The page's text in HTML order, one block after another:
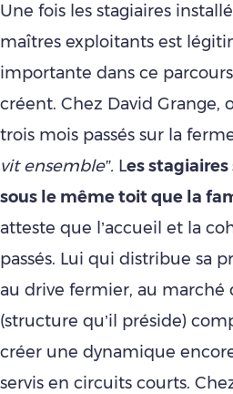
Une fois les stagiaires
maîtres exploitants est
importante dans ce
créent. Chez David Grange,
trois mois passés sur la
vit ensemble”. Les
sous le même toit que la
atteste que l’accueil et la
passés. Lui qui distribue sa
au drive fermier, au marché
(structure qu’il préside)
créer une dynamique
servis en circuits courts.